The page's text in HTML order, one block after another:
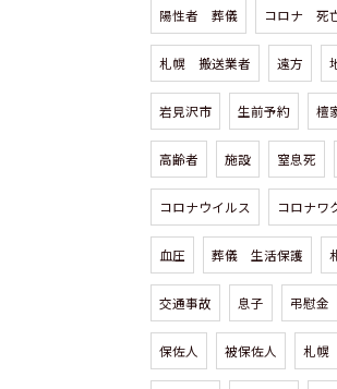
陽性者 葬儀 コロナ 死
札幌 搬送業者 遠方
岩見沢市 生前予約 檀
高齢者 施設 窒息死
コロナウイルス コロナワ
血圧 葬儀 生活保護
交通事故 息子 弔慰金
保佐人 被保佐人 札幌